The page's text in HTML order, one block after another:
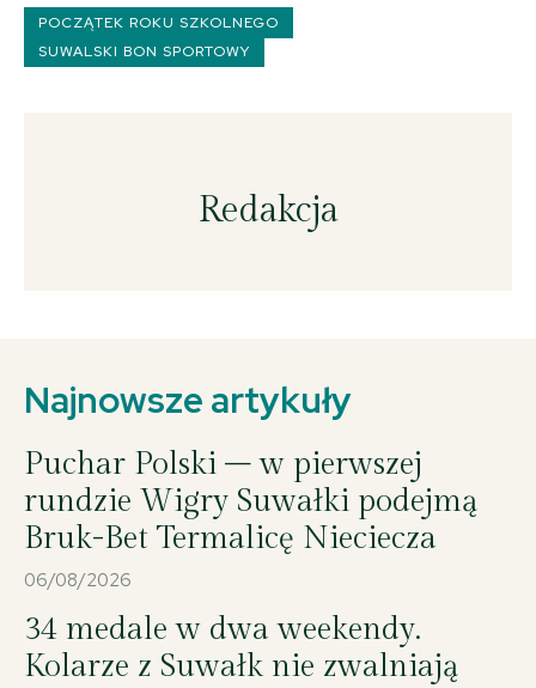
POCZĄTEK ROKU SZKOLNEGO
SUWALSKI BON SPORTOWY
Redakcja
Najnowsze artykuły
Puchar Polski – w pierwszej
rundzie Wigry Suwałki podejmą
Bruk-Bet Termalicę Nieciecza
06/08/2026
34 medale w dwa weekendy.
Kolarze z Suwałk nie zwalniają